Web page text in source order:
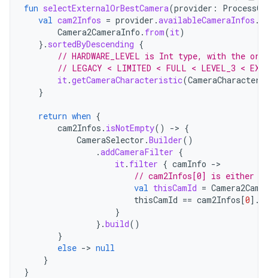
fun selectExternalOrBestCamera(provider :
val cam2Infos = provider .availableCameraInfos .
Camera2CameraInfo . from(it)
}. sortedByDescending {
// HARDWARE_LEVEL is Int type, with the
// LEGACY < LIMITED < FULL < LEVEL_3 <
it.getCameraCharacteristic(
}
return when {
cam2Infos . isNotEmpty() -> {
CameraSelector .Builder()
.addCameraFilter {
it. filter { camInfo -
// cam2Infos[0] is either
val thisCamId =
thisCamId == cam2Infos[0] .
}
}.build()
}
else -> null
}
}